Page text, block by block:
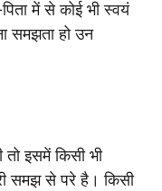
पिता में से कोई भी स्वयं
समझता हो उन
इसमें किसी भी
समझ से परे है। किसी